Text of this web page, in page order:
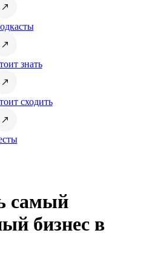
знать
сходить
самый
бизнес в